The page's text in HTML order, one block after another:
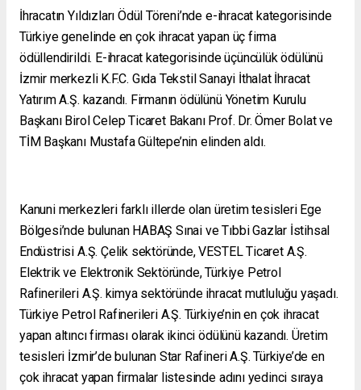
İhracatın Yıldızları Ödül Töreni’nde e-ihracat kategorisinde
Türkiye genelinde en çok ihracat yapan üç firma
ödüllendirildi. E-ihracat kategorisinde üçüncülük ödülünü
İzmir merkezli K.F.C. Gıda Tekstil Sanayi İthalat İhracat
Yatırım A.Ş. kazandı. Firmanın ödülünü Yönetim Kurulu
Başkanı Birol Celep Ticaret Bakanı Prof. Dr. Ömer Bolat ve
TİM Başkanı Mustafa Gültepe’nin elinden aldı.
Kanuni merkezleri farklı illerde olan üretim tesisleri Ege
Bölgesi’nde bulunan HABAŞ Sınai ve Tıbbi Gazlar İstihsal
Endüstrisi A.Ş. Çelik sektöründe, VESTEL Ticaret A.Ş.
Elektrik ve Elektronik Sektöründe, Türkiye Petrol
Rafinerileri A.Ş. kimya sektöründe ihracat mutluluğu yaşadı.
Türkiye Petrol Rafinerileri A.Ş. Türkiye’nin en çok ihracat
yapan altıncı firması olarak ikinci ödülünü kazandı. Üretim
tesisleri İzmir’de bulunan Star Rafineri A.Ş. Türkiye’de en
çok ihracat yapan firmalar listesinde adını yedinci sıraya